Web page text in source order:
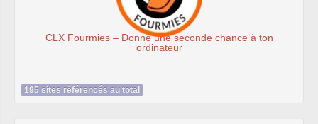
Fourmies – Donne une seconde chance à ton
195 sites référencés au total